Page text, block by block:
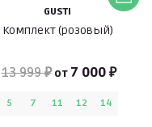
GUSTI
Комплект (розовый)
13 999 ₽ от 7 000 ₽
5 7 11 12 14